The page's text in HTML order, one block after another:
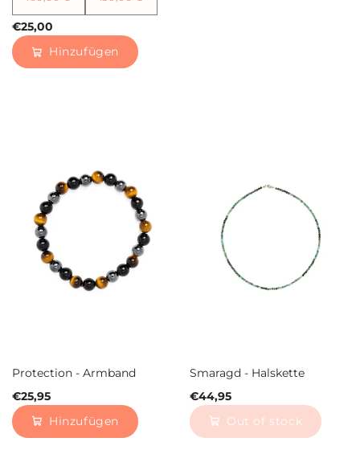
€25,00
Hinzufügen
Protection - Armband
€25,95
Hinzufügen
Smaragd - Halskette
€44,95
Out of stock